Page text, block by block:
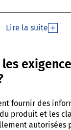
Lire la suite
fournir des
produit et les
autorisées